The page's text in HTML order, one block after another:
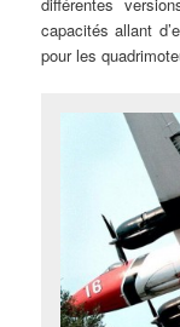
capacités allant
pour les